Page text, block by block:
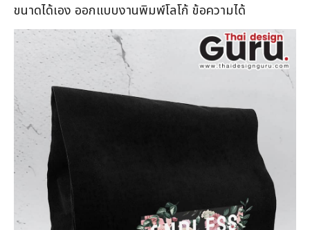
ขนาดได้เอง ออกแบบงานพิมพ์โลโก้ ข้อความได้